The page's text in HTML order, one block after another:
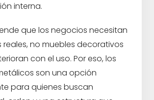
interna.
que los negocios necesitan
reales, no muebles decorativos
con el uso. Por eso, los
son una opción
para quienes buscan